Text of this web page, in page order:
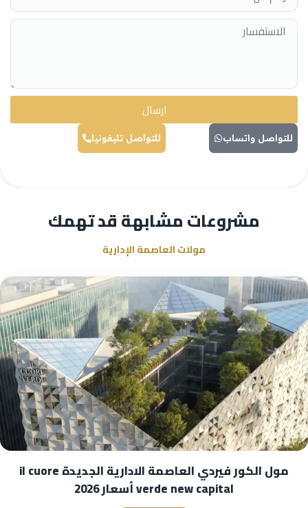
ارسال
للتواصل واتساب للتواصل تليفونيا
مشروعات مشابهة قد تهمك
مولات العاصمة الإدارية
مول الكور فيردي العاصمة الادارية الجديدة il cuore
verde new capital أسعار 2026